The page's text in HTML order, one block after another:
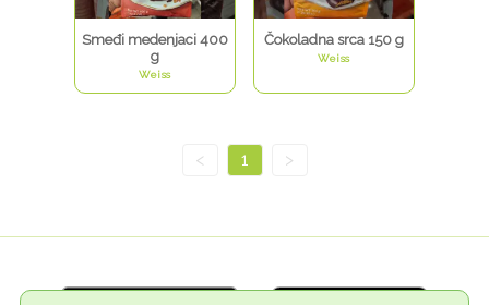
Smeđi medenjaci 400
g
Weiss
Čokoladna srca 150 g
Weiss
< 1 >